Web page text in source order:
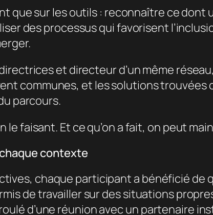
que sur les outils : reconnaître ce dont
des processus qui favorisent
et directeur d’un même
communes, et les solutions
parcours.
le faisant. Et ce qu’on a fait, on peut
contexte
chaque participant a bénéficié de
de travailler sur des situations
d’une réunion avec un partenaire